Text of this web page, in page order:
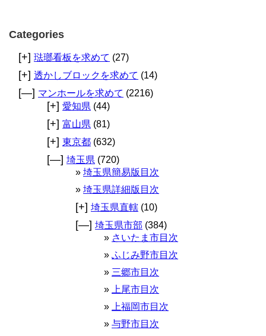
Categories
[+] 琺瑯看板を求めて (27)
[+] 透かしブロックを求めて (14)
[—] マンホールを求めて (2216)
[+] 愛知県 (44)
[+] 富山県 (81)
[+] 東京都 (632)
[—] 埼玉県 (720)
埼玉県簡易版目次
埼玉県詳細版目次
[+] 埼玉県直轄 (10)
[—] 埼玉県市部 (384)
さいたま市目次
ふじみ野市目次
三郷市目次
上尾市目次
上福岡市目次
与野市目次